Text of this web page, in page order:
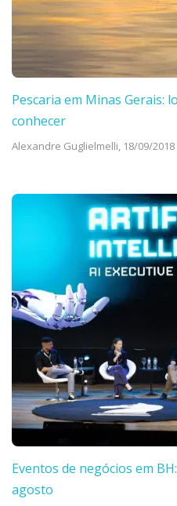
Pescaria em Minas Gerais:
conhecer
Alexandre Guglielmelli, 18/09/2018
Eventos de negócios em
agosto